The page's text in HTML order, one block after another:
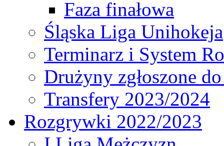
Faza finałowa
Śląska Liga Unihokeja
Terminarz i System
Drużyny zgłoszone
Transfery 2023/2024
Rozgrywki 2022/2023